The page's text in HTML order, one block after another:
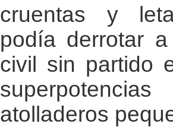
cruentas y
podía derrotar
civil sin partido
atolladeros